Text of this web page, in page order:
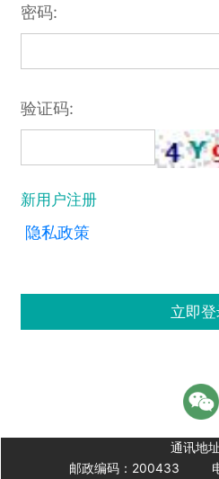
密码:
验证码:
新用户注册
隐私政策
立即
通讯地址
邮政编码：200433